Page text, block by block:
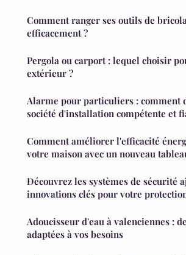
Comment ranger ses outils de
efficacement ?
Pergola ou carport : lequel choisir
extérieur ?
Alarme pour particuliers : comment
société d'installation compétente et
Comment améliorer l'efficacité
votre maison avec un nouveau
Découvrez les systèmes de sécurité
innovations clés pour votre
Adoucisseur d'eau à valenciennes :
adaptées à vos besoins